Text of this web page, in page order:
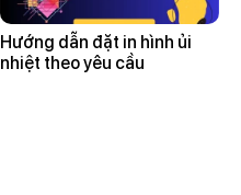
Hướng dẫn đặt in hình ủi
nhiệt theo yêu cầu